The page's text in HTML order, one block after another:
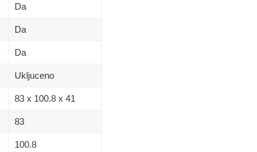
Da
Da
Da
Ukljuceno
83 x 100.8 x 41
83
100.8